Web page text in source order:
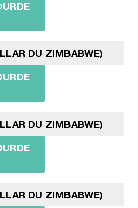
DU ZIMBABWE)
DU ZIMBABWE)
DU ZIMBABWE)